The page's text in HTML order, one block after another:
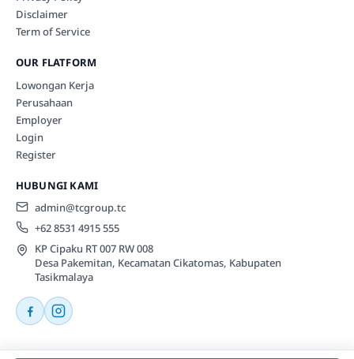
Disclaimer
Term of Service
OUR FLATFORM
Lowongan Kerja
Perusahaan
Employer
Login
Register
HUBUNGI KAMI
admin@tcgroup.tc
+62 8531 4915 555
KP Cipaku RT 007 RW 008
Desa Pakemitan, Kecamatan Cikatomas, Kabupaten
Tasikmalaya
© 2026 Tcgroup.tc All rights reserved.